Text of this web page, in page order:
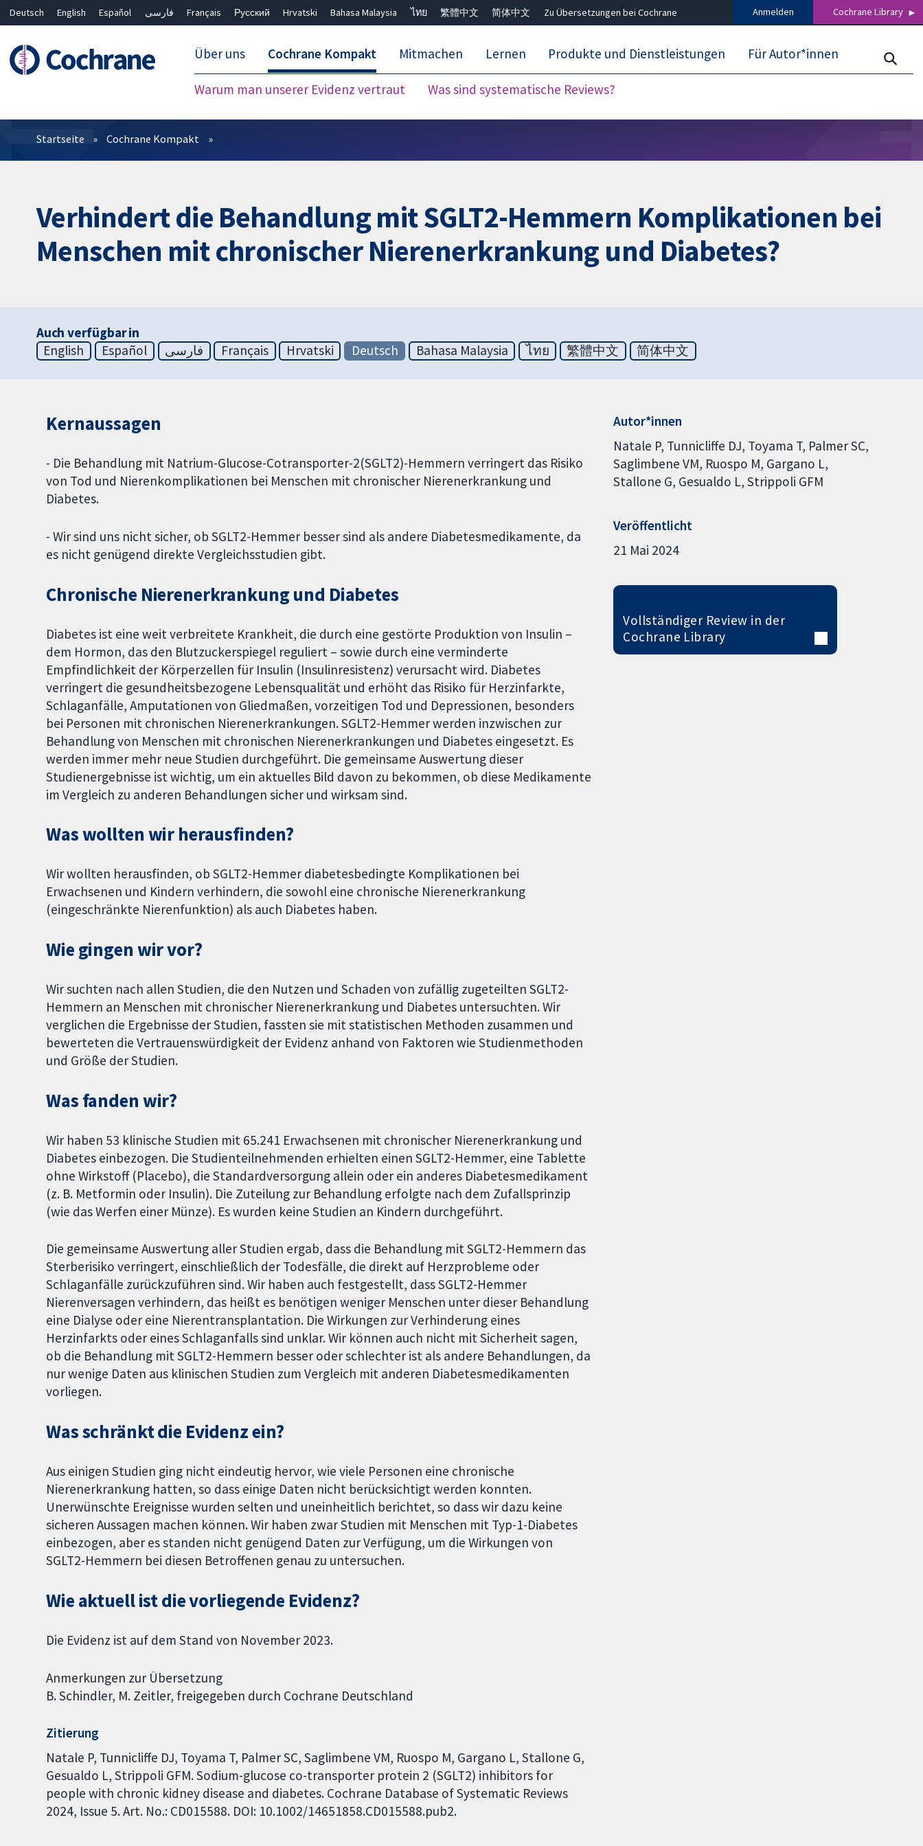
Deutsch English Español فارسی Français Русский Hrvatski Bahasa Malaysia ไทย 繁體中文 简体中文 Zu Übersetzungen bei Cochrane Anmelden Cochrane Library
Über uns Cochrane Kompakt
Warum man unserer Evidenz vertraut Was sind systematische Reviews?
Mitmachen Lernen Produkte und Dienstleistungen Für Autor*innen
Filter
Startseite Cochrane Kompakt
Verhindert die Behandlung mit SGLT2-Hemmern Komplikationen bei
Menschen mit chronischer Nierenerkrankung und Diabetes?
Auch verfügbar in
English
Español فارسی Français Hrvatski Deutsch Bahasa Malaysia ไทย 繁體中文 简体中文
Kernaussagen
- Die Behandlung mit Natrium-Glucose-Cotransporter-2­(SGLT2)-Hemmern verringert das Risiko
von Tod und Nierenkomplikationen bei Menschen mit chronischer Nierenerkrankung und
Diabetes.
- Wir sind uns nicht sicher, ob SGLT2-Hemmer besser sind als andere Diabetesmedikamente, da
es nicht genügend direkte Vergleichsstudien gibt.
Chronische Nierenerkrankung und Diabetes
Diabetes ist eine weit verbreitete Krankheit, die durch eine gestörte Produktion von Insulin –
dem Hormon, das den Blutzuckerspiegel reguliert – sowie durch eine verminderte
Empfindlichkeit der Körperzellen für Insulin (Insulinresistenz) verursacht wird. Diabetes
verringert die gesundheitsbezogene Lebensqualität und erhöht das Risiko für Herzinfarkte,
Schlaganfälle, Amputationen von Gliedmaßen, vorzeitigen Tod und Depressionen, besonders
bei Personen mit chronischen Nierenerkrankungen. SGLT2-Hemmer werden inzwischen zur
Behandlung von Menschen mit chronischen Nierenerkrankungen und Diabetes eingesetzt. Es
werden immer mehr neue Studien durchgeführt. Die gemeinsame Auswertung dieser
Studienergebnisse ist wichtig, um ein aktuelles Bild davon zu bekommen, ob diese Medikamente
im Vergleich zu anderen Behandlungen sicher und wirksam sind.
Was wollten wir herausfinden?
Wir wollten herausfinden, ob SGLT2-Hemmer diabetesbedingte Komplikationen bei
Erwachsenen und Kindern verhindern, die sowohl eine chronische Nierenerkrankung
(eingeschränkte Nierenfunktion) als auch Diabetes haben.
Wie gingen wir vor?
Wir suchten nach allen Studien, die den Nutzen und Schaden von zufällig zugeteilten SGLT2-
Hemmern an Menschen mit chronischer Nierenerkrankung und Diabetes untersuchten. Wir
verglichen die Ergebnisse der Studien, fassten sie mit statistischen Methoden zusammen und
bewerteten die Vertrauenswürdigkeit der Evidenz anhand von Faktoren wie Studienmethoden
und Größe der Studien.
Was fanden wir?
Wir haben 53 klinische Studien mit 65.241 Erwachsenen mit chronischer Nierenerkrankung und
Diabetes einbezogen. Die Studienteilnehmenden erhielten einen SGLT2-Hemmer, eine Tablette
ohne Wirkstoff (Placebo), die Standardversorgung allein oder ein anderes Diabetesmedikament
(z. B. Metformin oder Insulin). Die Zuteilung zur Behandlung erfolgte nach dem Zufallsprinzip
(wie das Werfen einer Münze). Es wurden keine Studien an Kindern durchgeführt.
Die gemeinsame Auswertung aller Studien ergab, dass die Behandlung mit SGLT2-Hemmern das
Sterberisiko verringert, einschließlich der Todesfälle, die direkt auf Herzprobleme oder
Schlaganfälle zurückzuführen sind. Wir haben auch festgestellt, dass SGLT2-Hemmer
Nierenversagen verhindern, das heißt es benötigen weniger Menschen unter dieser Behandlung
eine Dialyse oder eine Nierentransplantation. Die Wirkungen zur Verhinderung eines
Herzinfarkts oder eines Schlaganfalls sind unklar. Wir können auch nicht mit Sicherheit sagen,
ob die Behandlung mit SGLT2-Hemmern besser oder schlechter ist als andere Behandlungen, da
nur wenige Daten aus klinischen Studien zum Vergleich mit anderen Diabetesmedikamenten
vorliegen.
Was schränkt die Evidenz ein?
Aus einigen Studien ging nicht eindeutig hervor, wie viele Personen eine chronische
Nierenerkrankung hatten, so dass einige Daten nicht berücksichtigt werden konnten.
Unerwünschte Ereignisse wurden selten und uneinheitlich berichtet, so dass wir dazu keine
sicheren Aussagen machen können. Wir haben zwar Studien mit Menschen mit Typ-1-Diabetes
einbezogen, aber es standen nicht genügend Daten zur Verfügung, um die Wirkungen von
SGLT2-Hemmern bei diesen Betroffenen genau zu untersuchen.
Wie aktuell ist die vorliegende Evidenz?
Die Evidenz ist auf dem Stand von November 2023.
Anmerkungen zur Übersetzung
B. Schindler, M. Zeitler, freigegeben durch Cochrane Deutschland
Zitierung
Natale P, Tunnicliffe DJ, Toyama T, Palmer SC, Saglimbene VM, Ruospo M, Gargano L, Stallone G,
Gesualdo L, Strippoli GFM. Sodium-glucose co-transporter protein 2 (SGLT2) inhibitors for
people with chronic kidney disease and diabetes. Cochrane Database of Systematic Reviews
2024, Issue 5. Art. No.: CD015588. DOI: 10.1002/14651858.CD015588.pub2.
Autor*innen
Natale P Tunnicliffe DJ Toyama T Palmer SC
Saglimbene VM Ruospo M Gargano L
Stallone G Gesualdo L Strippoli GFM
Veröffentlicht
21 Mai 2024
Vollständiger Review in der
Cochrane Library